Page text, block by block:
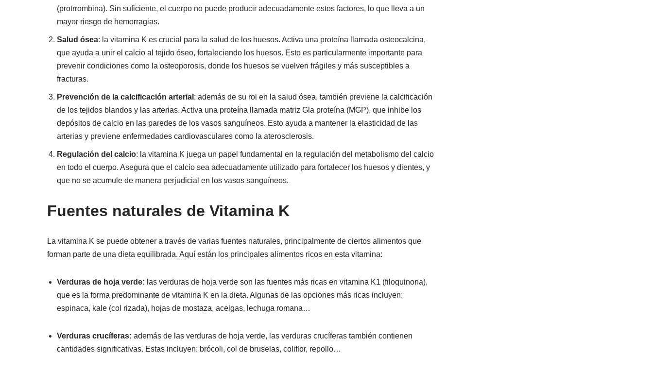
(protrrombina). Sin suficiente, el cuerpo no puede producir adecuadamente estos factores, lo que lleva a un
mayor riesgo de hemorragias.
Salud ósea: la vitamina K es crucial para la salud de los huesos. Activa una proteína llamada osteocalcina,
que ayuda a unir el calcio al tejido óseo, fortaleciendo los huesos. Esto es particularmente importante para
prevenir condiciones como la osteoporosis, donde los huesos se vuelven frágiles y más susceptibles a
fracturas.
Prevención de la calcificación arterial : además de su rol en la salud ósea, también previene la calcificación
de los tejidos blandos y las arterias. Activa una proteína llamada matriz Gla proteína (MGP), que inhibe los
depósitos de calcio en las paredes de los vasos sanguíneos. Esto ayuda a mantener la elasticidad de las
arterias y previene enfermedades cardiovasculares como la aterosclerosis.
Regulación del calcio: la vitamina K juega un papel fundamental en la regulación del metabolismo del calcio
en todo el cuerpo. Asegura que el calcio sea adecuadamente utilizado para fortalecer los huesos y dientes, y
que no se acumule de manera perjudicial en los vasos sanguíneos.
Fuentes naturales de Vitamina K
La vitamina K se puede obtener a través de varias fuentes naturales, principalmente de ciertos alimentos que
forman parte de una dieta equilibrada. Aquí están los principales alimentos ricos en esta vitamina:
Verduras de hoja verde: las verduras de hoja verde son las fuentes más ricas en vitamina K1 (filoquinona),
que es la forma predominante de vitamina K en la dieta. Algunas de las opciones más ricas incluyen:
espinaca, kale (col rizada), hojas de mostaza, acelgas, lechuga romana…
Verduras crucíferas: además de las verduras de hoja verde, las verduras crucíferas también contienen
cantidades significativas. Estas incluyen: brócoli, col de bruselas, coliflor, repollo…